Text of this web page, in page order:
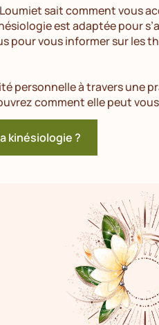
sait comment vous
est adaptée pour
pour vous informer sur les
personnelle à travers une
comment elle peut
kinésiologie ?